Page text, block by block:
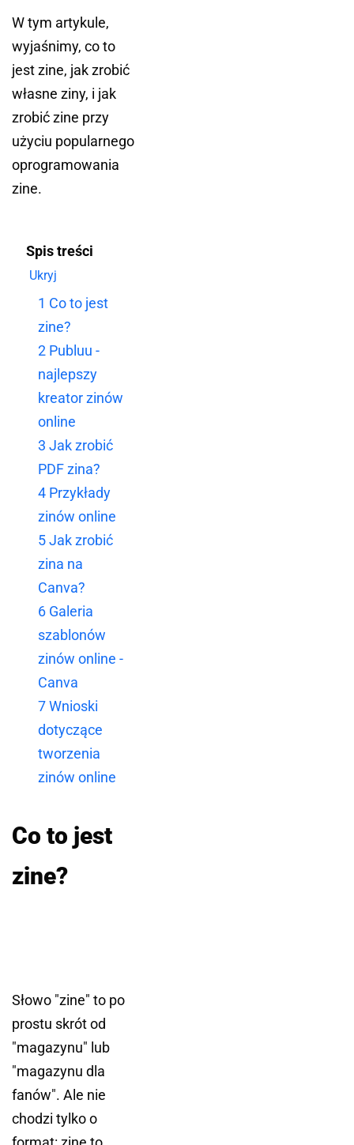
W tym artykule,
wyjaśnimy, co to
jest zine, jak zrobić
własne ziny, i jak
zrobić zine przy
użyciu popularnego
oprogramowania
zine.
Spis treści
Ukryj
1 Co to jest
zine?
2 Publuu -
najlepszy
kreator zinów
online
3 Jak zrobić
PDF zina?
4 Przykłady
zinów online
5Jak zrobić
zina na
Canva?
6 Galeria
szablonów
zinów online -
Canva
7Wnioski
dotyczące
tworzenia
zinów online
Co to jest
zine?
Słowo "zine" to po
prostu skrót od
"magazynu" lub
"magazynu dla
fanów". Ale nie
chodzi tylko o